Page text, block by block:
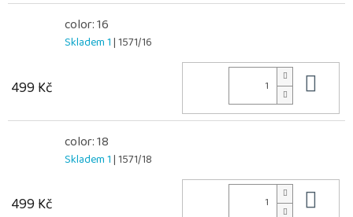
color: 16
Skladem 1| 1571/16
499 Kč
color: 18
Skladem 1| 1571/18
499 Kč